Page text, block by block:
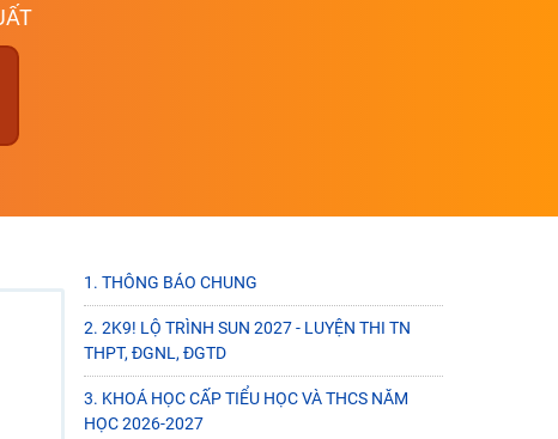
1. THÔNG BÁO CHUNG
2. 2K9! LỘ TRÌNH SUN 2027 - LUYỆN THI TN
THPT, ĐGNL, ĐGTD
3. KHOÁ HỌC CẤP TIỂU HỌC VÀ THCS NĂM
HỌC 2026-2027